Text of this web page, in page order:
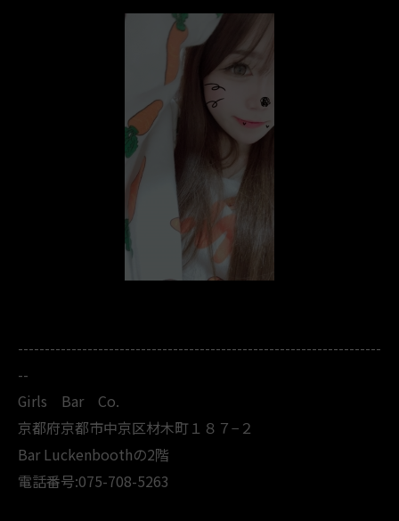
--------------------------------------------------------------------
--
Girls Bar Co.
京都府京都市中京区材木町１８７−２
Bar Luckenboothの2階
電話番号:075-708-5263